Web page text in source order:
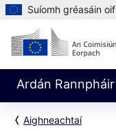
Suíomh gréasáin
Ardán
Aighneachtaí